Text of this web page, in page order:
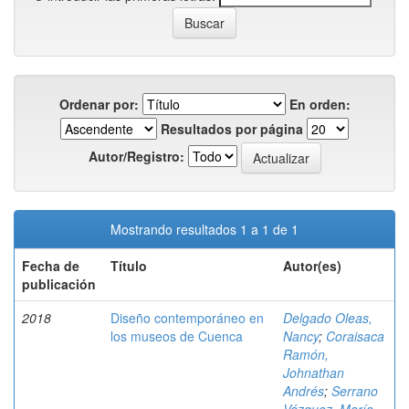
Ordenar por:
En orden:
Resultados por página
Autor/Registro:
Mostrando resultados 1 a 1 de 1
Fecha de
publicación
Título Autor(es)
2018
Diseño contemporáneo en
los museos de Cuenca
Delgado Oleas,
Nancy; Coraisaca
Ramón,
Johnathan
Andrés; Serrano